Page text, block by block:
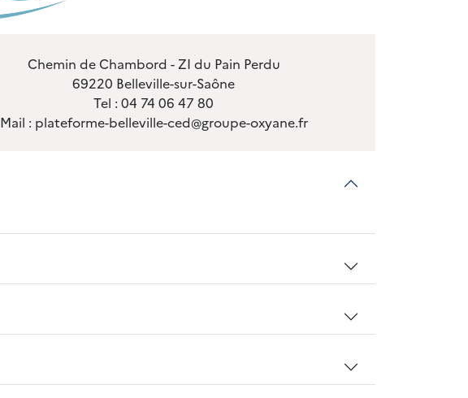
Chemin de Chambord - ZI du Pain Perdu
69220 Belleville-sur-Saône
Tel : 04 74 06 47 80
Mail : plateforme-belleville-ced@groupe-oxyane.fr